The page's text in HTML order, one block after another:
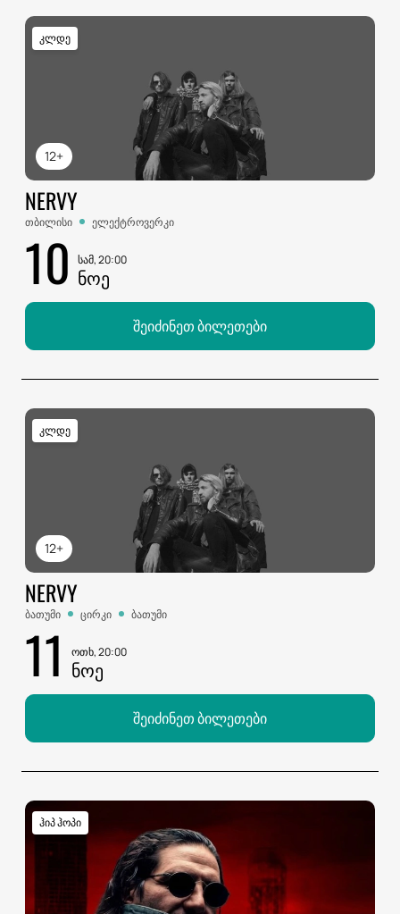
12+
კლდე
NERVY
თბილისი ელექტროვერკი
10 სამ, 20:00
ᲜᲝᲔ
შეიძინეთ ბილეთები
12+
კლდე
NERVY
ბათუმი ცირკი ბათუმი
11 ოთხ, 20:00
ᲜᲝᲔ
შეიძინეთ ბილეთები
ჰიპ ჰოპი